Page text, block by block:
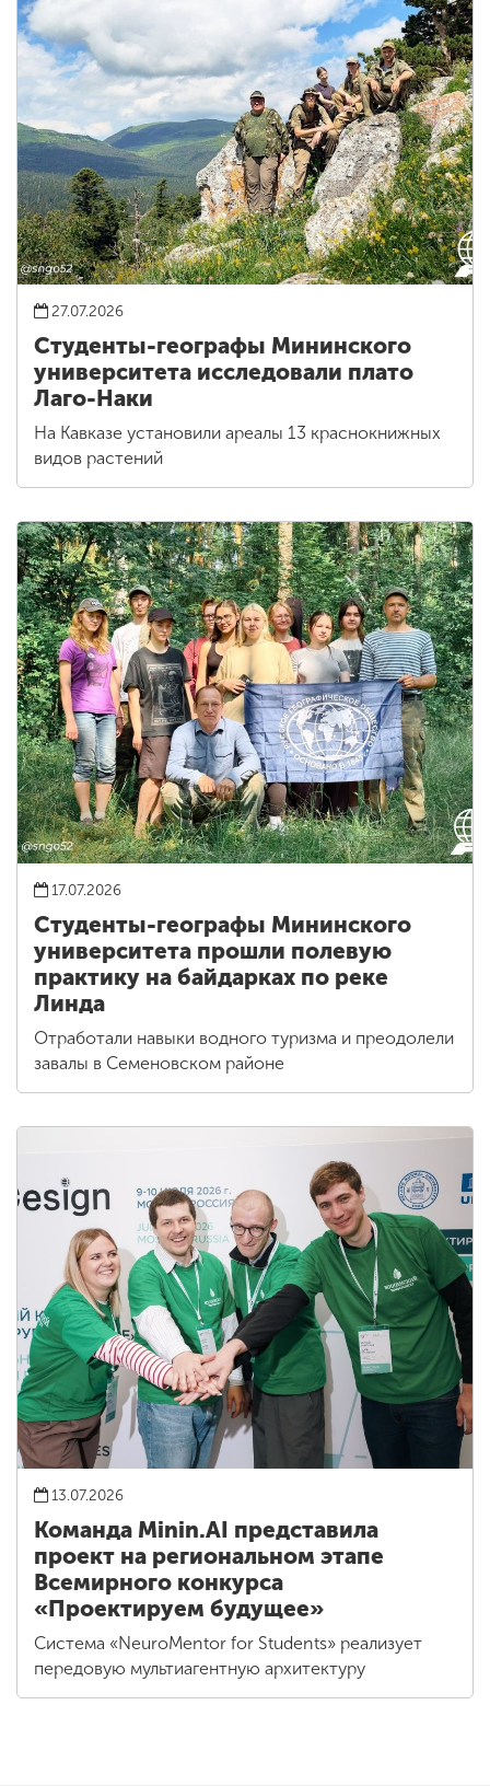
27.07.2026
Студенты-географы Мининского
университета исследовали плато
Лаго-Наки
На Кавказе установили ареалы 13 краснокнижных
видов растений
17.07.2026
Студенты-географы Мининского
университета прошли полевую
практику на байдарках по реке
Линда
Отработали навыки водного туризма и преодолели
завалы в Семеновском районе
13.07.2026
Команда Minin.AI представила
проект на региональном этапе
Всемирного конкурса
«Проектируем будущее»
Система «NeuroMentor for Students» реализует
передовую мультиагентную архитектуру